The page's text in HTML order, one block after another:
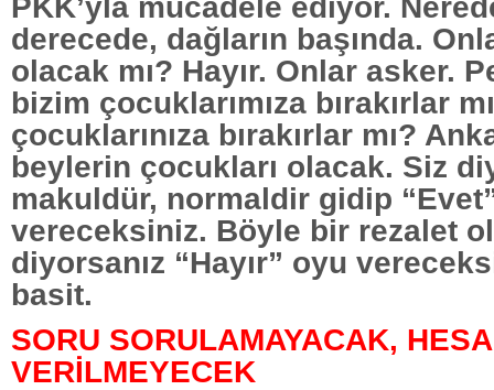
derecede, dağların başında.
olacak mı? Hayır. Onlar asker.
bizim çocuklarımıza bırakırlar
çocuklarınıza bırakırlar mı?
beylerin çocukları olacak. Siz
makuldür, normaldir gidip
vereceksiniz. Böyle bir rezalet
diyorsanız “Hayır” oyu
basit.
SORU SORULAMAYACAK,
VERİLMEYECEK